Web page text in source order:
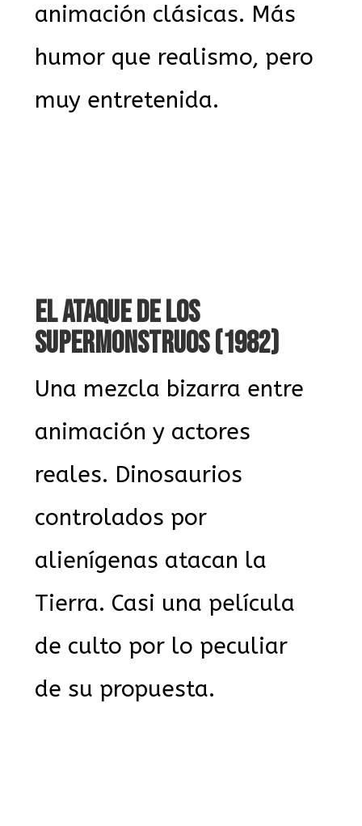
animación clásicas. Más
humor que realismo, pero
muy entretenida.
EL ATAQUE DE LOS
SUPERMONSTRUOS (1982)
Una mezcla bizarra entre
animación y actores
reales. Dinosaurios
controlados por
alienígenas atacan la
Tierra. Casi una película
de culto por lo peculiar
de su propuesta.